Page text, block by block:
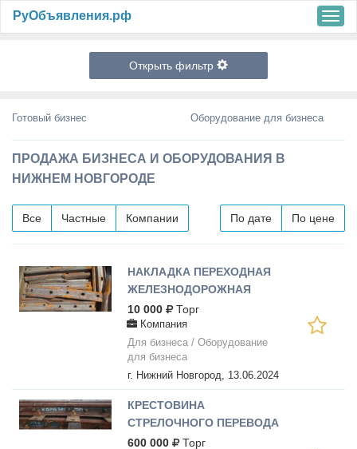
РуОбъявления.рф
m
e
Открыть фильтр
Готовый бизнес Оборудование для бизнеса
ПРОДАЖА БИЗНЕСА И ОБОРУДОВАНИЯ В
НИЖНЕМ НОВГОРОДЕ
Все Частные Компании По дате По цене
НАКЛАДКА ПЕРЕХОДНАЯ
ЖЕЛЕЗНОДОРОЖНАЯ
СТЫКОВАЯ НА РЕЛЬСЫ
Р65-Р50
10 000 Торг
Компания
Для бизнеса / Оборудование
для бизнеса
г. Нижний Новгород, 13.06.2024
КРЕСТОВИНА
СТРЕЛОЧНОГО ПЕРЕВОДА
Р65 ПР.2769
600 000 Торг